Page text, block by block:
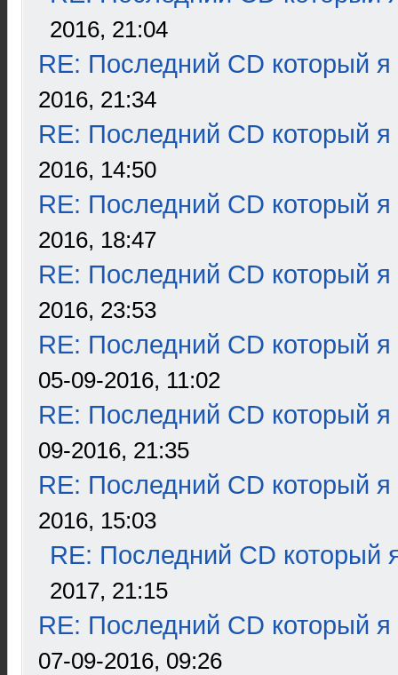
2016, 21:04
RE: Последний CD который я
2016, 21:34
RE: Последний CD который я
2016, 14:50
RE: Последний CD который я
2016, 18:47
RE: Последний CD который я
2016, 23:53
RE: Последний CD который я
05-09-2016, 11:02
RE: Последний CD который я
09-2016, 21:35
RE: Последний CD который я
2016, 15:03
RE: Последний CD который
2017, 21:15
RE: Последний CD который я
07-09-2016, 09:26